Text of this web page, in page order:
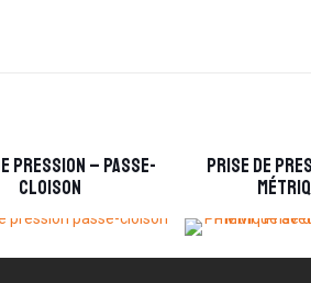
pression – Passe-
cloison
Prise de